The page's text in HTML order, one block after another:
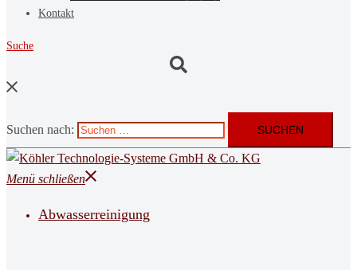
Kontakt
Suche
Suchen nach:
Menü schließen
Abwasserreinigung